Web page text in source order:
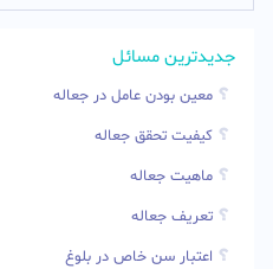
جدیدترین مسائل
معین بودن عامل در جعاله
کیفیت تحقق جعاله
ماهیت جعاله
تعریف جعاله
اعتبار سن خاص در بلوغ